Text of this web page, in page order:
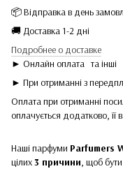
📦 Відправка в день
🚚 Доставка 1-2 дні
Подробнее о доставке
► Онлайн оплата та інші
► При отриманні з
Оплата при отриманні
оплачується додатково, її
Наші парфуми Parfumers
цілих3 причини , щоб